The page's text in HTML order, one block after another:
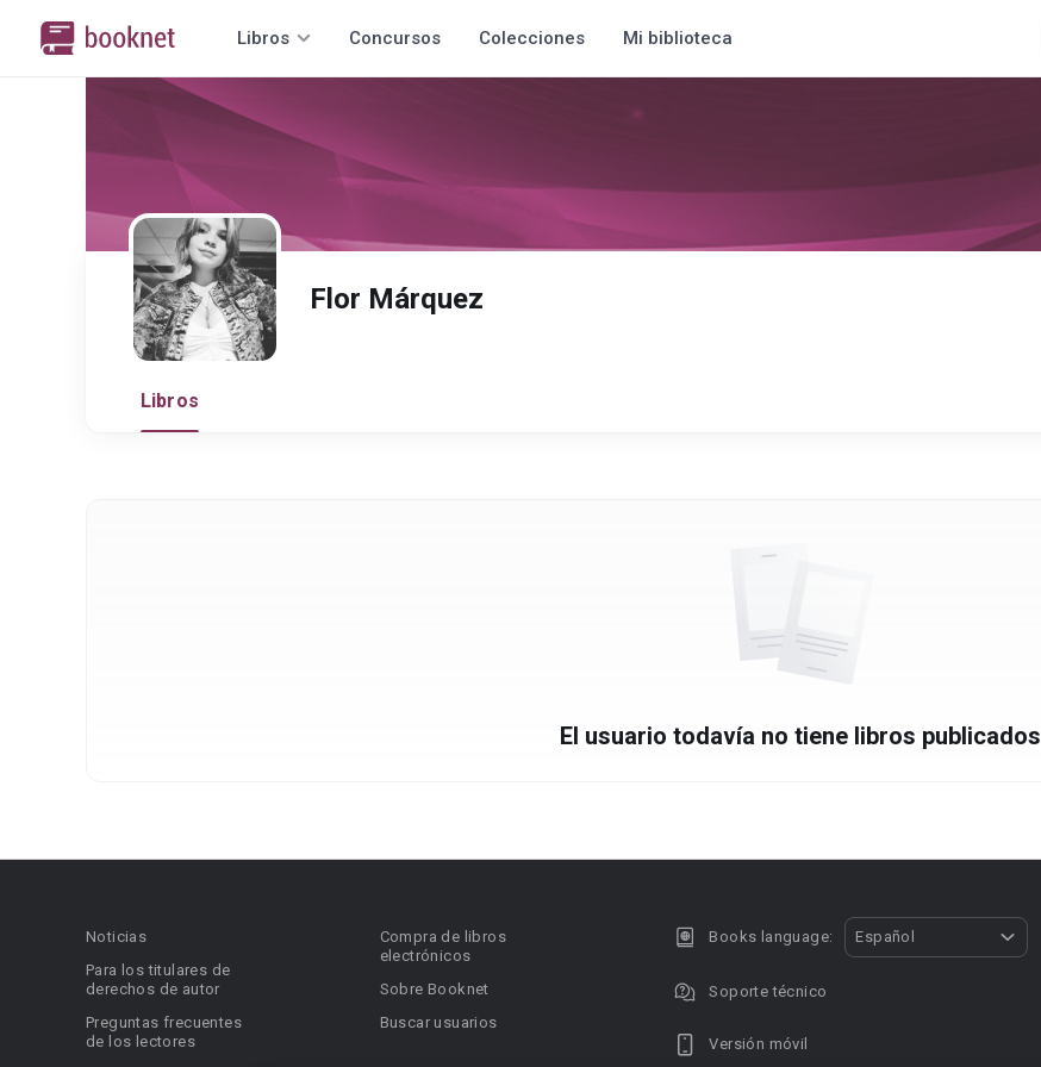
Libros Concursos Colecciones Mi biblioteca
Flor Márquez
Libros
El usuario todavía no tiene libros publicados
Noticias
Para los titulares de
derechos de autor
Preguntas frecuentes
de los lectores
Compra de libros
electrónicos
Sobre Booknet
Buscar usuarios
Books language: Español
Soporte técnico
Versión móvil